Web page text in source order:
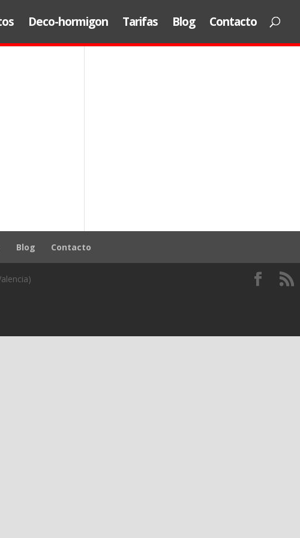
Deco-hormigon Tarifas Blog Contacto
Blog Contacto